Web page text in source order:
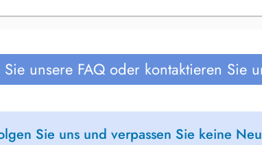
Sie unsere FAQ oder kontaktieren Sie
Sie uns und verpassen Sie keine